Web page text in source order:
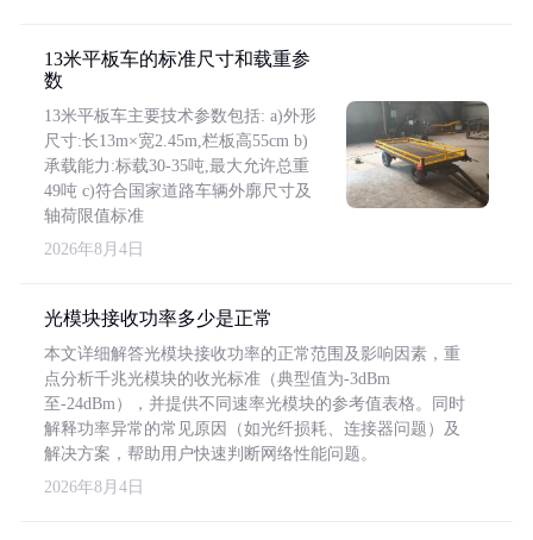
13米平板车的标准尺寸和载重参
数
13米平板车主要技术参数包括: a)外形
尺寸:长13m×宽2.45m,栏板高55cm b)
承载能力:标载30-35吨,最大允许总重
49吨 c)符合国家道路车辆外廓尺寸及
轴荷限值标准
2026年8月4日
光模块接收功率多少是正常
本文详细解答光模块接收功率的正常范围及影响因素，重
点分析千兆光模块的收光标准（典型值为-3dBm
至-24dBm），并提供不同速率光模块的参考值表格。同时
解释功率异常的常见原因（如光纤损耗、连接器问题）及
解决方案，帮助用户快速判断网络性能问题。
2026年8月4日